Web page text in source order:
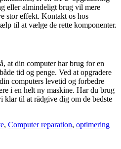
eller almindeligt brug vil mere
stor effekt. Kontakt os hos
til at vælge de rette komponenter.
at din computer har brug for en
tid og penge. Ved at opgradere
computers levetid og forbedre
i en helt ny maskine. Har du brug
til at rådgive dig om de bedste
, Computer reparation, optimering